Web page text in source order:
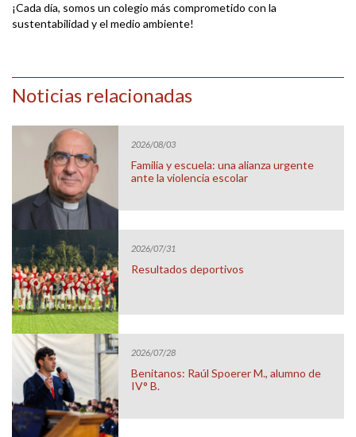
¡Cada día, somos un colegio más comprometido con la
sustentabilidad y el medio ambiente!
Noticias relacionadas
2026/08/03
Familia y escuela: una alianza urgente
ante la violencia escolar
2026/07/31
Resultados deportivos
2026/07/28
Benitanos: Raúl Spoerer M., alumno de
IV° B.